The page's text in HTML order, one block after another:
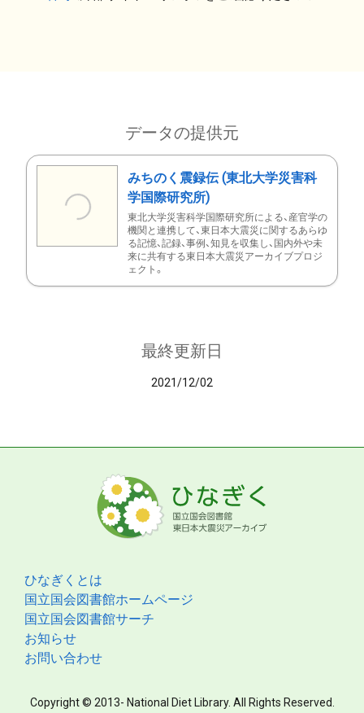
データの提供元
みちのく震録伝 (東北大学災害科
学国際研究所)
東北大学災害科学国際研究所による、産官学の
機関と連携して、東日本大震災に関するあらゆ
る記憶、記録、事例、知見を収集し、国内外や未
来に共有する東日本大震災アーカイブプロジ
ェクト。
最終更新日
2021/12/02
ひなぎくとは
国立国会図書館ホームページ
国立国会図書館サーチ
お知らせ
お問い合わせ
Copyright © 2013- National Diet Library. All Rights Reserved.